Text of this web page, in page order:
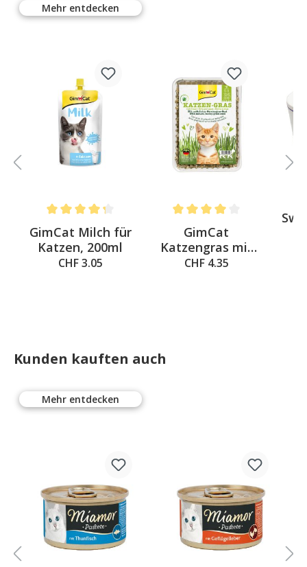
Mehr entdecken
Average rating of 4.3 out of 5 stars
GimCat Milch für
Katzen, 200ml
CHF 3.05
Average rating of 4 out of 5
GimCat
Katzengras mit
natürlicher
CHF 4.35
Kunden kauften auch
Mehr entdecken